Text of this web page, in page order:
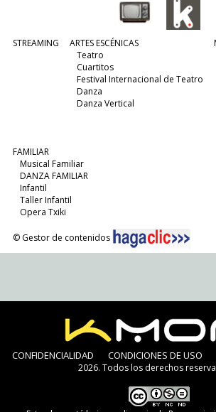
STREAMING
ARTES ESCÉNICAS
Teatro
Cuartitos
Festival Internacional de Teatro
Danza
Danza Vertical
FAMILIAR
Musical Familiar
DANZA FAMILIAR
Infantil
Taller Infantil
Opera Txiki
© Gestor de contenidos
CONFIDENCIALIDAD CONDICIONES DE USO
2026. Todos los derechos